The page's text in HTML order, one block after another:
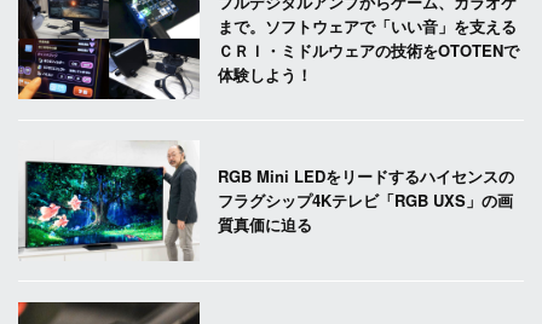
まで。ソフトウェアで「いい音」を支える
ＣＲＩ・ミドルウェアの技術をOTOTENで
体験しよう！
RGB Mini LEDをリードするハイセンスの
フラグシップ4Kテレビ「RGB UXS」の画
質真価に迫る